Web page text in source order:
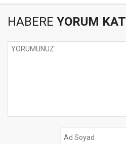
HABERE YORUM KAT